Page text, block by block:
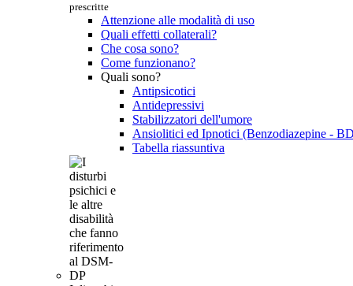
prescritte
Attenzione alle modalità di uso
Quali effetti collaterali?
Che cosa sono?
Come funzionano?
Quali sono?
Antipsicotici
Antidepressivi
Stabilizzatori dell'umore
Ansiolitici ed Ipnotici (Benzodiazepine -
Tabella riassuntiva